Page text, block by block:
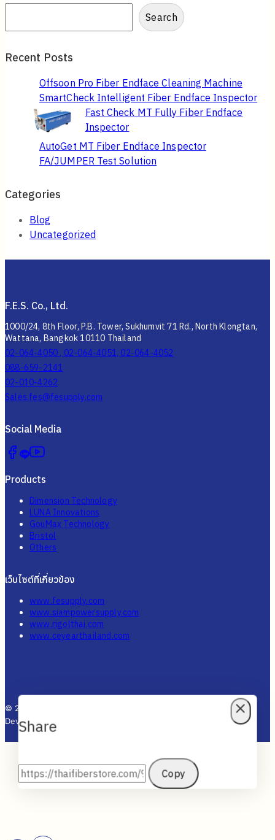
Search
Recent Posts
Offsoon Pro Fiber Endface Cleaning Machine
SmartCheck Intelligent Fiber Endface Inspector
Fast Check MT Fully Fiber Endface
Inspector
AutoGet MT Fiber Endface Inspector
FA/JUMPER Test Solution
Categories
Blog
Uncategorized
F.E.S. Co., Ltd.
1000/24, 8th Floor, P.B. Tower, Sukhumvit 71 Rd., North Klongtan,
Wattana, Bangkok 10110 Thailand
02-064-4050 , 02-064-4051, 02-064-4052
088-659-2141
02-010-4262
Sales.fes@fesupply.com
Social Media
Products
Dimension Technology
LUNA Innovations
GouMax Technology
Bristol
Others
เว็บไซต์ที่เกี่ยวข้อง
www.fesupply.com
www.siampowersupply.com
www.rigolthai.com
www.ceyearthailand.com
© 2025 Thai Fiber Store - All Rights Reserved. Designed by KTn
Develop.
Share
Copy